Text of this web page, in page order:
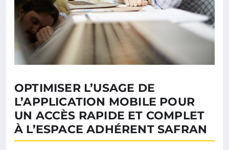
OPTIMISER L’USAGE DE
L’APPLICATION MOBILE POUR
UN ACCÈS RAPIDE ET COMPLET
À L’ESPACE ADHÉRENT SAFRAN